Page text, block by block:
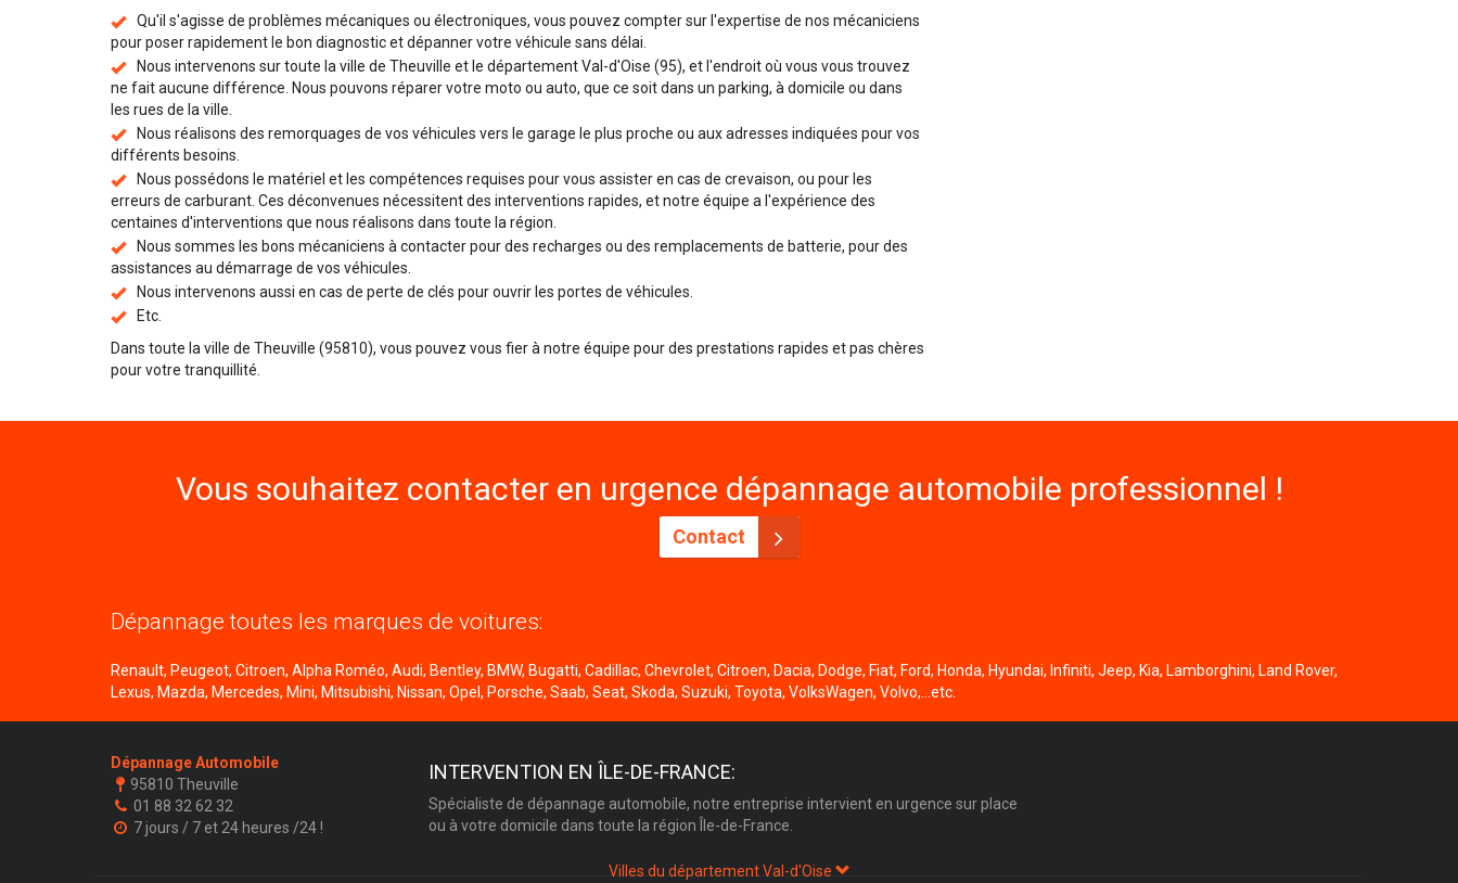
Qu'il s'agisse de problèmes mécaniques ou électroniques, vous pouvez compter sur l'expertise de nos mécaniciens
pour poser rapidement le bon diagnostic et dépanner votre véhicule sans délai.
Nous intervenons sur toute la ville de Theuville et le département Val-d'Oise (95), et l'endroit où vous vous trouvez
ne fait aucune différence. Nous pouvons réparer votre moto ou auto, que ce soit dans un parking, à domicile ou dans
les rues de la ville.
Nous réalisons des remorquages de vos véhicules vers le garage le plus proche ou aux adresses indiquées pour vos
différents besoins.
Nous possédons le matériel et les compétences requises pour vous assister en cas de crevaison, ou pour les
erreurs de carburant. Ces déconvenues nécessitent des interventions rapides, et notre équipe a l'expérience des
centaines d'interventions que nous réalisons dans toute la région.
Nous sommes les bons mécaniciens à contacter pour des recharges ou des remplacements de batterie, pour des
assistances au démarrage de vos véhicules.
Nous intervenons aussi en cas de perte de clés pour ouvrir les portes de véhicules.
Etc.
Dans toute la ville de Theuville (95810), vous pouvez vous fier à notre équipe pour des prestations rapides et pas chères
pour votre tranquillité.
Vous souhaitez contacter en urgence dépannage automobile professionnel !
Contact
Dépannage toutes les marques de voitures:
Renault, Peugeot, Citroen, Alpha Roméo, Audi, Bentley, BMW, Bugatti, Cadillac, Chevrolet, Citroen, Dacia, Dodge, Fiat, Ford, Honda, Hyundai, Infiniti, Jeep, Kia, Lamborghini, Land Rover,
Lexus, Mazda, Mercedes, Mini, Mitsubishi, Nissan, Opel, Porsche, Saab, Seat, Skoda, Suzuki, Toyota, VolksWagen, Volvo,...etc.
Dépannage Automobile
95810 Theuville
01 88 32 62 32
7 jours / 7 et 24 heures /24 !
INTERVENTION EN ÎLE-DE-FRANCE:
Spécialiste de dépannage automobile, notre entreprise intervient en urgence sur place
ou à votre domicile dans toute la région Île-de-France.
Villes du département Val-d'Oise